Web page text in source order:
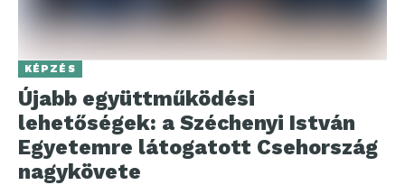
KÉPZÉS
Újabb együttműködési
lehetőségek: a Széchenyi István
Egyetemre látogatott Csehország
nagykövete